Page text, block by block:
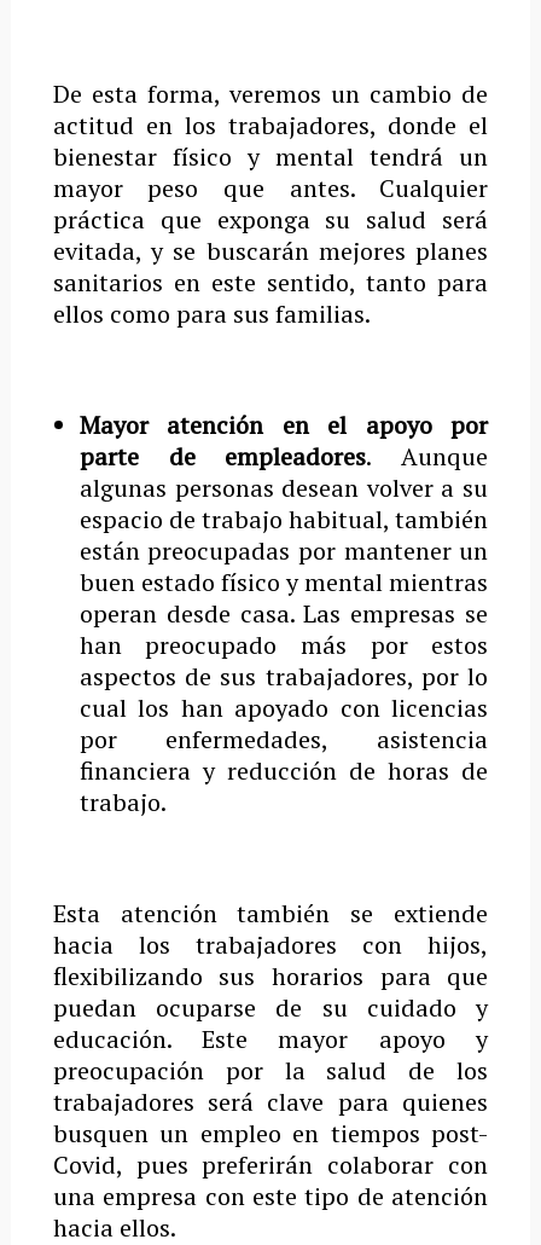
De esta forma, veremos un cambio de
actitud en los trabajadores, donde el
bienestar físico y mental tendrá un
mayor peso que antes. Cualquier
práctica que exponga su salud será
evitada, y se buscarán mejores planes
sanitarios en este sentido, tanto para
ellos como para sus familias.
Mayor atención en el apoyo por
parte de empleadores. Aunque
algunas personas desean volver a su
espacio de trabajo habitual, también
están preocupadas por mantener un
buen estado físico y mental mientras
operan desde casa. Las empresas se
han preocupado más por estos
aspectos de sus trabajadores, por lo
cual los han apoyado con licencias
por enfermedades, asistencia
financiera y reducción de horas de
trabajo.
Esta atención también se extiende
hacia los trabajadores con hijos,
flexibilizando sus horarios para que
puedan ocuparse de su cuidado y
educación. Este mayor apoyo y
preocupación por la salud de los
trabajadores será clave para quienes
busquen un empleo en tiempos post-
Covid, pues preferirán colaborar con
una empresa con este tipo de atención
hacia ellos.